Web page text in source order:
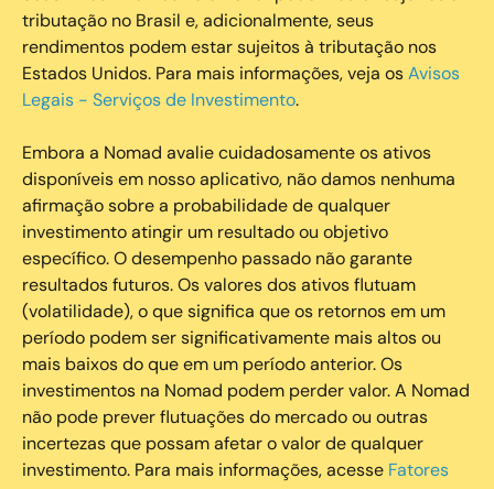
tributação no Brasil e, adicionalmente, seus
rendimentos podem estar sujeitos à tributação nos
Estados Unidos. Para mais informações, veja osAvisos
Legais - Serviços de Investimento.
Embora a Nomad avalie cuidadosamente os ativos
disponíveis em nosso aplicativo, não damos nenhuma
afirmação sobre a probabilidade de qualquer
investimento atingir um resultado ou objetivo
específico. O desempenho passado não garante
resultados futuros. Os valores dos ativos flutuam
(volatilidade), o que significa que os retornos em um
período podem ser significativamente mais altos ou
mais baixos do que em um período anterior. Os
investimentos na Nomad podem perder valor. A Nomad
não pode prever flutuações do mercado ou outras
incertezas que possam afetar o valor de qualquer
investimento. Para mais informações, acesse Fatores